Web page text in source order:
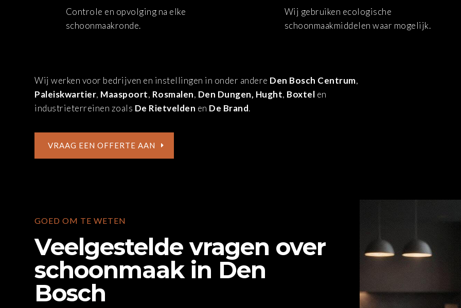
Controle en opvolging na elke
schoonmaakronde.
Wij gebruiken ecologische
schoonmaakmiddelen waar mogelijk.
Wij werken voor bedrijven en instellingen in onder andere Den Bosch Centrum,
Paleiskwartier, Maaspoort, Rosmalen, Den Dungen, Hught, Boxtel en
industrieterreinen zoals De Rietvelden en De Brand.
VRAAG EEN OFFERTE AAN
GOED OM TE WETEN
Veelgestelde vragen over
schoonmaak in Den
Bosch